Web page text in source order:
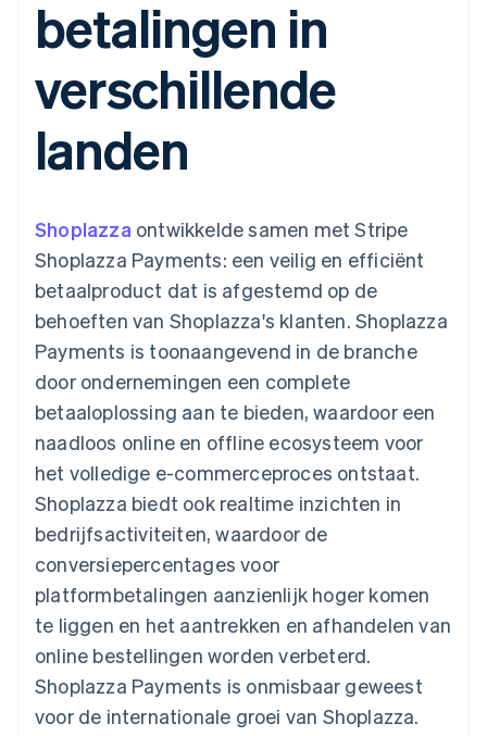
dan 125
Terminal
Authorization
Boost
acceptatie
Link
Connections
Data gekoppelde
rekeningen
Gegevenssynchronisatie
Meer
Product roadmap
Ontdek wat er in het verschiet ligt
Radar
Fraudepreventie
Atlas
Oprichting van een start-up
Climate
CO₂-verwijdering
Identity
Online identiteitsverificatie
Marktplaatsen
Geldbeheer
Platforms
SaaS
Per branche
Creator economy
Horeca, reizen en vrije
tijd
Verzekering
Media en entertainment
Non-profitorganisaties
Professionele
dienstverlening
Publieke sector
Ecosysteem
Partners
Stripe App Marketplace
Facturatie naar gebruik
bieden
Betaalkaarten uitgeven
die door stablecoins
worden gedekt
beheren met agents
Bronnen
App-integraties
Voorbeelden van code
Developerblog
API-status
Bedrijf
Productroadmap
Jaarlijks congres
Sessions
Vacatures
Stripe Press
Contact
Neem contact op
Partner worden
betalingen in
verschillende
landen
Shoplazza ontwikkelde samen met Stripe
Shoplazza Payments: een veilig en efficiënt
betaalproduct dat is afgestemd op de
behoeften van Shoplazza's klanten. Shoplazza
Payments is toonaangevend in de branche
door ondernemingen een complete
betaaloplossing aan te bieden, waardoor een
naadloos online en offline ecosysteem voor
het volledige e-commerceproces ontstaat.
Shoplazza biedt ook realtime inzichten in
bedrijfsactiviteiten, waardoor de
conversiepercentages voor
platformbetalingen aanzienlijk hoger komen
te liggen en het aantrekken en afhandelen van
online bestellingen worden verbeterd.
Shoplazza Payments is onmisbaar geweest
voor de internationale groei van Shoplazza.